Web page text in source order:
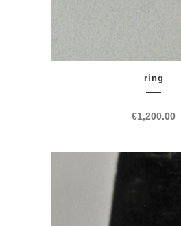
ring
€1,200.00